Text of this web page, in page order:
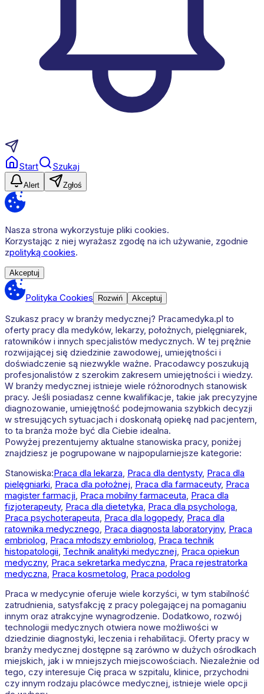
Start Szukaj
Alert Zgłoś
Nasza strona wykorzystuje pliki cookies.
Korzystając z niej wyrażasz zgodę na ich używanie, zgodnie
zpolityką cookies.
Akceptuj
Polityka Cookies Rozwiń Akceptuj
Szukasz pracy w branży medycznej? Pracamedyka.pl to
oferty pracy dla medyków, lekarzy, położnych, pielęgniarek,
ratowników i innych specjalistów medycznych. W tej prężnie
rozwijającej się dziedzinie zawodowej, umiejętności i
doświadczenie są niezwykle ważne. Pracodawcy poszukują
profesjonalistów z szerokim zakresem umiejętności i wiedzy.
W branży medycznej istnieje wiele różnorodnych stanowisk
pracy. Jeśli posiadasz cenne kwalifikacje, takie jak precyzyjne
diagnozowanie, umiejętność podejmowania szybkich decyzji
w stresujących sytuacjach i doskonałą opiekę nad pacjentem,
to ta branża może być dla Ciebie idealna.
Powyżej prezentujemy aktualne stanowiska pracy, poniżej
znajdziesz je pogrupowane w najpopularniejsze kategorie:
Stanowiska:Praca dla lekarza Praca dla dentysty, Praca dla
pielęgniarki Praca dla położnej Praca dla farmaceuty, Praca
magister farmacji Praca mobilny farmaceuta Praca dla
fizjoterapeuty, Praca dla dietetyka Praca dla psychologa
Praca psychoterapeuta Praca dla logopedy, Praca dla
ratownika medycznego Praca diagnosta laboratoryjny, Praca
embriolog Praca młodszy embriolog Praca technik
histopatologii Technik analityki medycznej Praca opiekun
medyczny, Praca sekretarka medyczna Praca rejestratorka
medyczna Praca kosmetolog Praca podolog
Praca w medycynie oferuje wiele korzyści, w tym stabilność
zatrudnienia, satysfakcję z pracy polegającej na pomaganiu
innym oraz atrakcyjne wynagrodzenie. Dodatkowo, rozwój
technologii medycznych otwiera nowe możliwości w
dziedzinie diagnostyki, leczenia i rehabilitacji. Oferty pracy w
branży medycznej dostępne są zarówno w dużych ośrodkach
miejskich, jak i w mniejszych miejscowościach. Niezależnie od
tego, czy interesuje Cię praca w szpitalu, klinice, przychodni
czy innym rodzaju placówce medycznej, istnieje wiele opcji